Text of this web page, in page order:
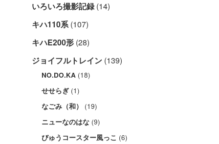
いろいろ撮影記録(14)
キハ110系(107)
キハE200形 (28)
ジョイフルトレイン (139)
NO.DO.KA (18)
せせらぎ (1)
なごみ（和） (19)
ニューなのはな (9)
びゅうコースター風っこ (6)